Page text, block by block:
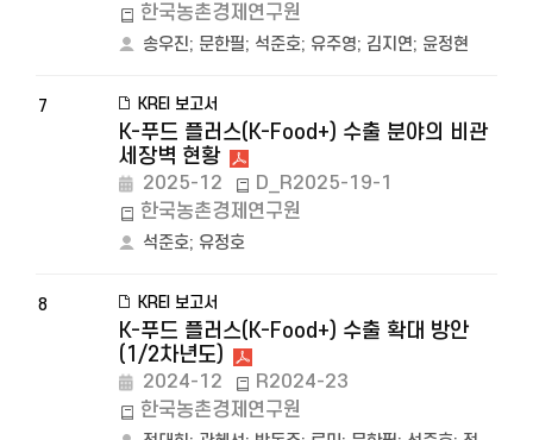
한국농촌경제연구원
송우진; 문한필; 석준호; 유주영; 김지연; 윤정현
7 KREI 보고서
K-푸드 플러스(K-Food+) 수출 분야의 비관
세장벽 현황
2025-12
D_R2025-19-1
한국농촌경제연구원
석준호; 유정호
8 KREI 보고서
K-푸드 플러스(K-Food+) 수출 확대 방안
(1/2차년도)
2024-12
R2024-23
한국농촌경제연구원